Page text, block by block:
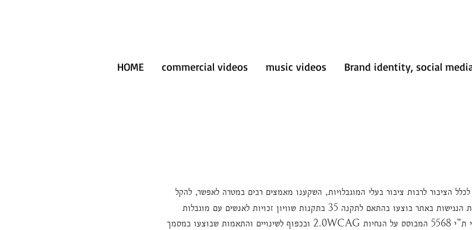
HOME commercial videos music videos Brand identity, social
הציבור לרבות ציבור בעלי המוגבלויות, השקענו מאמצים רבים במטרה לאפשר, להקל
ולייעל את השימוש באתר בדגש על צרכי ציבור זה. התאמות הנגישות באתר בוצעו בהתאם לתקנה 35 בתקנות שוויון זכויות לאנשים עם מוגבלות
(התאמות נגישות לשירות) התשע”ג 2013, לתקן הישראלי ת”י 5568 המבוסס על הנחיות 2.0WCAG ובכפוף לשינויים והתאמות שבוצעו במסמך